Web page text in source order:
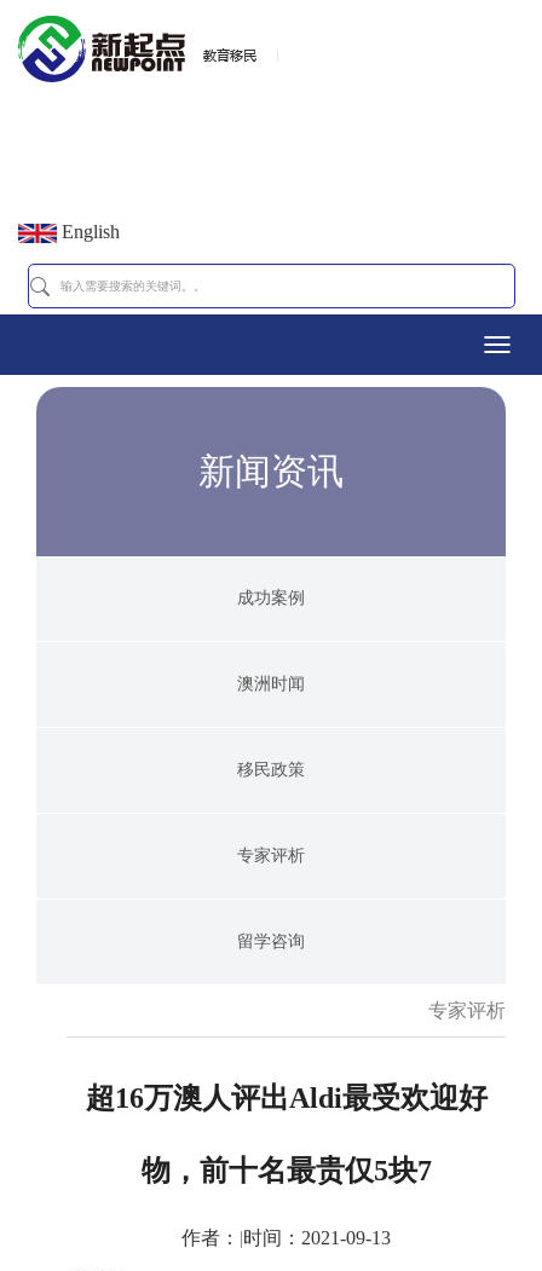
English
新闻资讯
成功案例
澳洲时闻
移民政策
专家评析
留学咨询
专家评析
超16万澳人评出Aldi最受欢迎好
物，前十名最贵仅5块7
作者： |时间：2021-09-13